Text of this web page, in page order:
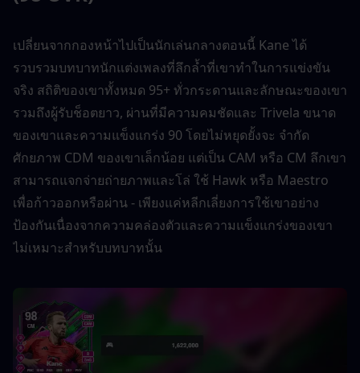
เปลี่ยนจากกองหน้าไปเป็นนักเล่นกลางตอนนี้ Kane ได้
รวบรวมบทบาทนักแต่งเพลงที่ลึกล้ำที่เขาทำในการแข่งขัน
จริง สถิติของเขาทั้งหมด 95+ ทั่วกระดานและลักษณะของเขา
รวมถึงผู้รับช็อตยาว, ผ่านที่มีความคมชัดและ Trivela ขนาด
ของเขาและความแข็งแกร่ง 90 โดยไม่หยุดยั้งจะ จำกัด
ศักยภาพ CDM ของเขาเล็กน้อย แต่เป็น CAM หรือ CM ลึกเขา
สามารถแจกจ่ายถ่ายภาพและโล่ ใช้ Hawk หรือ Maestro
เพื่อก้าวออกหรือผ่าน - เพียงแค่หลีกเลี่ยงการใช้เขาอย่าง
ป้องกันเนื่องจากความคล่องตัวและความแข็งแกร่งของเขา
ไม่เหมาะสำหรับบทบาทนั้น